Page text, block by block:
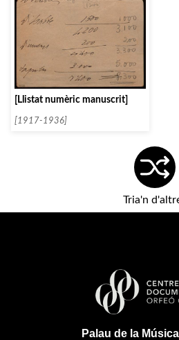
[Llistat numèric manuscrit]
[1917-1936]
Tria'n
Palau de la